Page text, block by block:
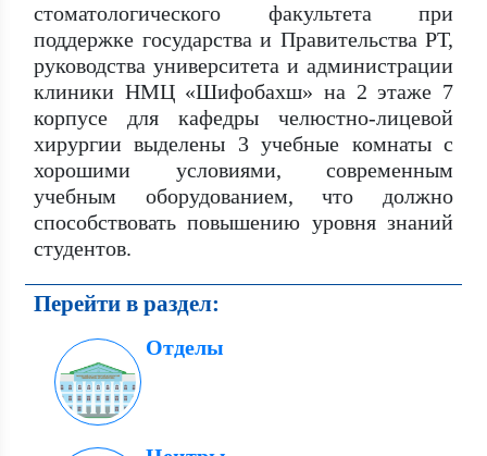
стоматологического факультета при
поддержке государства и Правительства РТ,
руководства университета и администрации
клиники НМЦ «Шифобахш» на 2 этаже 7
корпусе для кафедры челюстно-лицевой
хирургии выделены 3 учебные комнаты с
хорошими условиями, современным
учебным оборудованием, что должно
способствовать повышению уровня знаний
студентов.
Перейти в раздел:
Отделы